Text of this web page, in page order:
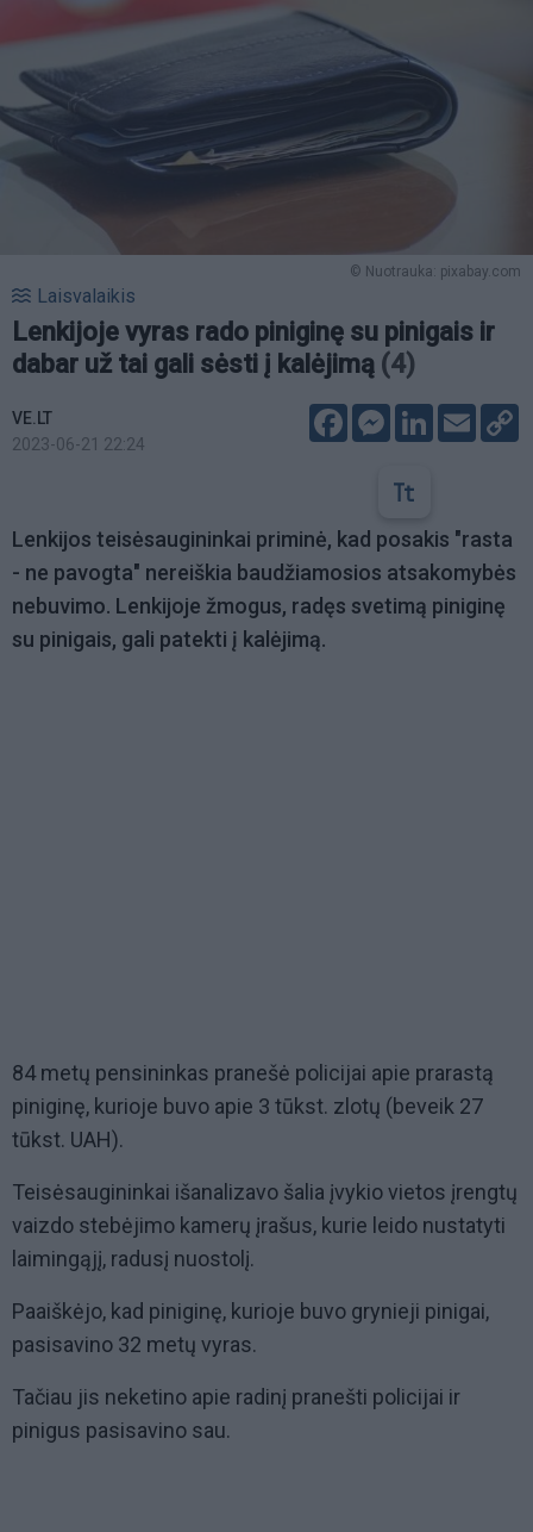
© Nuotrauka: pixabay.com
Laisvalaikis
Lenkijoje vyras rado piniginę su pinigais ir
dabar už tai gali sėsti į kalėjimą (4)
VE.LT
2023-06-21 22:24
FacebookMessenger
LinkedIn
Email
Lenkijos teisėsaugininkai priminė, kad posakis "rasta
- ne pavogta" nereiškia baudžiamosios atsakomybės
nebuvimo. Lenkijoje žmogus, radęs svetimą piniginę
su pinigais, gali patekti į kalėjimą.
84 metų pensininkas pranešė policijai apie prarastą
piniginę, kurioje buvo apie 3 tūkst. zlotų (beveik 27
tūkst. UAH).
Teisėsaugininkai išanalizavo šalia įvykio vietos įrengtų
vaizdo stebėjimo kamerų įrašus, kurie leido nustatyti
laimingąjį, radusį nuostolį.
Paaiškėjo, kad piniginę, kurioje buvo grynieji pinigai,
pasisavino 32 metų vyras.
Tačiau jis neketino apie radinį pranešti policijai ir
pinigus pasisavino sau.